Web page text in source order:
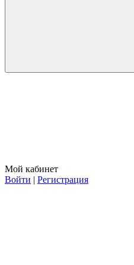
Мой кабинет
Войти | Регистрация